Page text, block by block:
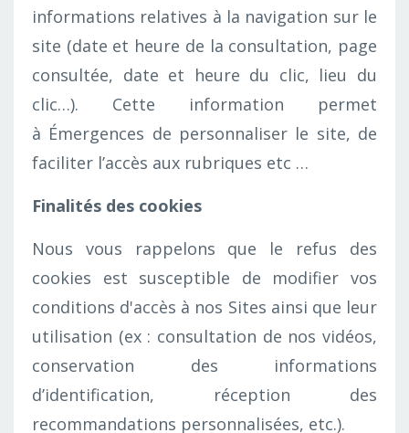
informations relatives à la navigation sur le
site (date et heure de la consultation, page
consultée, date et heure du clic, lieu du
clic…). Cette information permet
à Émergences de personnaliser le site, de
faciliter l’accès aux rubriques etc …
Finalités des cookies
Nous vous rappelons que le refus des
cookies est susceptible de modifier vos
conditions d'accès à nos Sites ainsi que leur
utilisation (ex : consultation de nos vidéos,
conservation des informations
d’identification, réception des
recommandations personnalisées, etc.).